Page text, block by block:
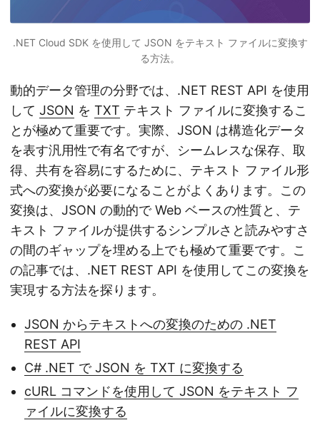
.NET Cloud SDK を使用して JSON をテキスト ファイルに変換す
る方法。
動的データ管理の分野では、.NET REST API を使用
して JSON を TXT テキスト ファイルに変換するこ
とが極めて重要です。実際、JSON は構造化データ
を表す汎用性で有名ですが、シームレスな保存、取
得、共有を容易にするために、テキスト ファイル形
式への変換が必要になることがよくあります。この
変換は、JSON の動的で Web ベースの性質と、テ
キスト ファイルが提供するシンプルさと読みやすさ
の間のギャップを埋める上でも極めて重要です。こ
の記事では、.NET REST API を使用してこの変換を
実現する方法を探ります。
JSON からテキストへの変換のための .NET
REST API
C# .NET で JSON を TXT に変換する
cURL コマンドを使用して JSON をテキスト フ
ァイルに変換する